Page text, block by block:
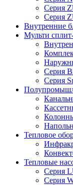
Серия
Серия
Внутренние
Мульти
Серия
Серия
Тепловое
Тепловые
Серия
Серия